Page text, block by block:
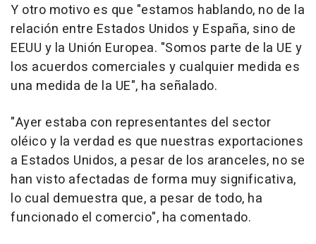
Y otro motivo es que "estamos hablando, no de la
relación entre Estados Unidos y España, sino de
EEUU y la Unión Europea. "Somos parte de la UE y
los acuerdos comerciales y cualquier medida es
una medida de la UE", ha señalado.
"Ayer estaba con representantes del sector
oléico y la verdad es que nuestras exportaciones
a Estados Unidos, a pesar de los aranceles, no se
han visto afectadas de forma muy significativa,
lo cual demuestra que, a pesar de todo, ha
funcionado el comercio", ha comentado.